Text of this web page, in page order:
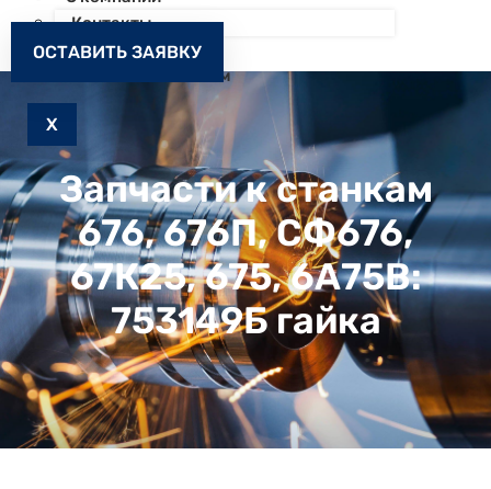
Контакты
Как заказать
Запчасти к станкам
X
ОСТАВИТЬ ЗАЯВКУ
Запчасти к станкам
676, 676П, СФ676,
67К25, 675, 6А75В:
753149Б гайка